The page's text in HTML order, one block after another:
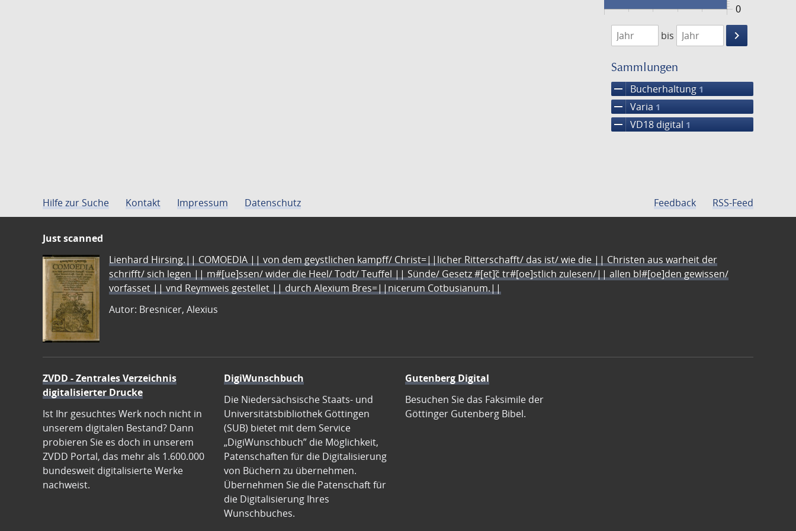
0
1746
1747
bis
keyboard_arrow_right
Suche
Sammlungen
remove Bucherhaltung 1
remove Varia 1
remove VD18 digital 1
Hilfe zur Suche Kontakt Impressum Datenschutz Feedback RSS-Feed
Just scanned
Lienhard Hirsing.|| COMOEDIA || von dem geystlichen kampff/ Christ=||licher Ritterschafft/ das ist/ wie die || Christen aus warheit der
schrifft/ sich legen || m#[ue]ssen/ wider die Heel/ Todt/ Teuffel || Sünde/ Gesetz #[et]c̃ tr#[oe]stlich zulesen/|| allen bl#[oe]den gewissen/
vorfasset || vnd Reymweis gestellet || durch Alexium Bres=||nicerum Cotbusianum.||
Autor: Bresnicer, Alexius
ZVDD - Zentrales Verzeichnis
digitalisierter Drucke
Ist Ihr gesuchtes Werk noch nicht in
unserem digitalen Bestand? Dann
probieren Sie es doch in unserem
ZVDD Portal, das mehr als 1.600.000
bundesweit digitalisierte Werke
nachweist.
DigiWunschbuch
Die Niedersächsische Staats- und
Universitätsbibliothek Göttingen
(SUB) bietet mit dem Service
„DigiWunschbuch” die Möglichkeit,
Patenschaften für die Digitalisierung
von Büchern zu übernehmen.
Übernehmen Sie die Patenschaft für
die Digitalisierung Ihres
Wunschbuches.
Gutenberg Digital
Besuchen Sie das Faksimile der
Göttinger Gutenberg Bibel.